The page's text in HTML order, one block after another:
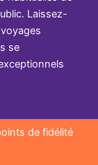
Laissez-
se
de fidélité